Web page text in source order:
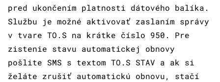
pred ukončením platnosti dátového balíka.
Službu je možné aktivovať zaslaním správy
v tvare TO.S na krátke číslo 950. Pre
zistenie stavu automatickej obnovy
pošlite SMS s textom TO.S STAV a ak si
želáte zrušiť automatickú obnovu, stačí